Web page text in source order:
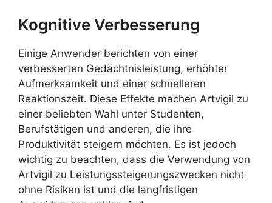
Kognitive Verbesserung
Einige Anwender berichten von einer
verbesserten Gedächtnisleistung, erhöhter
Aufmerksamkeit und einer schnelleren
Reaktionszeit. Diese Effekte machen Artvigil zu
einer beliebten Wahl unter Studenten,
Berufstätigen und anderen, die ihre
Produktivität steigern möchten. Es ist jedoch
wichtig zu beachten, dass die Verwendung von
Artvigil zu Leistungssteigerungszwecken nicht
ohne Risiken ist und die langfristigen